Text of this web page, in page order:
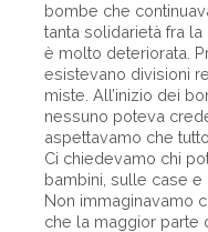
bombe che
tanta solidarietà fra
è molto deteriorata.
esistevano divisioni
miste. All’inizio dei
nessuno poteva
aspettavamo che
Ci chiedevamo chi
bambini, sulle case e
Non immaginavamo
che la maggior parte